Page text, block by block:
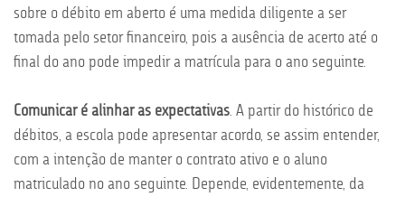
sobre o débito em aberto é uma medida diligente a ser
tomada pelo setor financeiro, pois a ausência de acerto até o
final do ano pode impedir a matrícula para o ano seguinte.
Comunicar é alinhar as expectativas. A partir do histórico de
débitos, a escola pode apresentar acordo, se assim entender,
com a intenção de manter o contrato ativo e o aluno
matriculado no ano seguinte. Depende, evidentemente, da